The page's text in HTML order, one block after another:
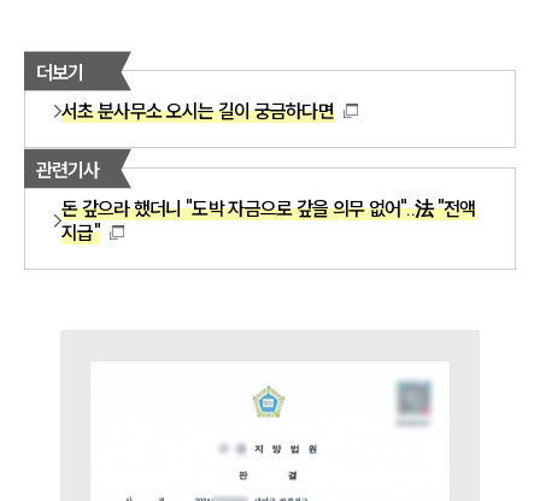
더보기
서초 분사무소 오시는 길이 궁금하다면
관련기사
돈 갚으라 했더니 "도박 자금으로 갚을 의무 없어"..法 "전액
지급"